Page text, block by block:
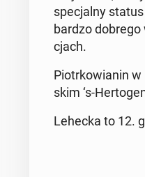
spe­cjal­ny
bardzo
cjach.
Piotr­ko­wia­nin w
skim ‘s-
Lehecka to 12.